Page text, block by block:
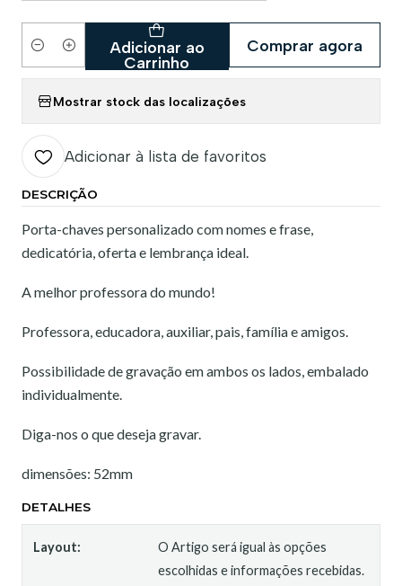
Quantidade
Adicionar ao
Carrinho
Comprar agora
Mostrar stock das localizações
Adicionar à lista de favoritos
DESCRIÇÃO
Porta-chaves personalizado com nomes e frase,
dedicatória, oferta e lembrança ideal.
A melhor professora do mundo!
Professora, educadora, auxiliar, pais, família e amigos.
Possibilidade de gravação em ambos os lados, embalado
individualmente.
Diga-nos o que deseja gravar.
dimensões: 52mm
DETALHES
Layout:
O Artigo será igual às opções
escolhidas e informações recebidas.